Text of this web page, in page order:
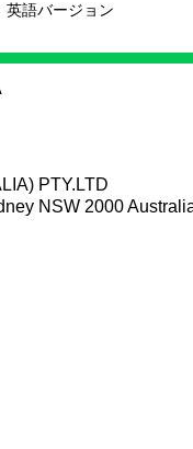
英語バージョン
PTY.LTD
NSW 2000